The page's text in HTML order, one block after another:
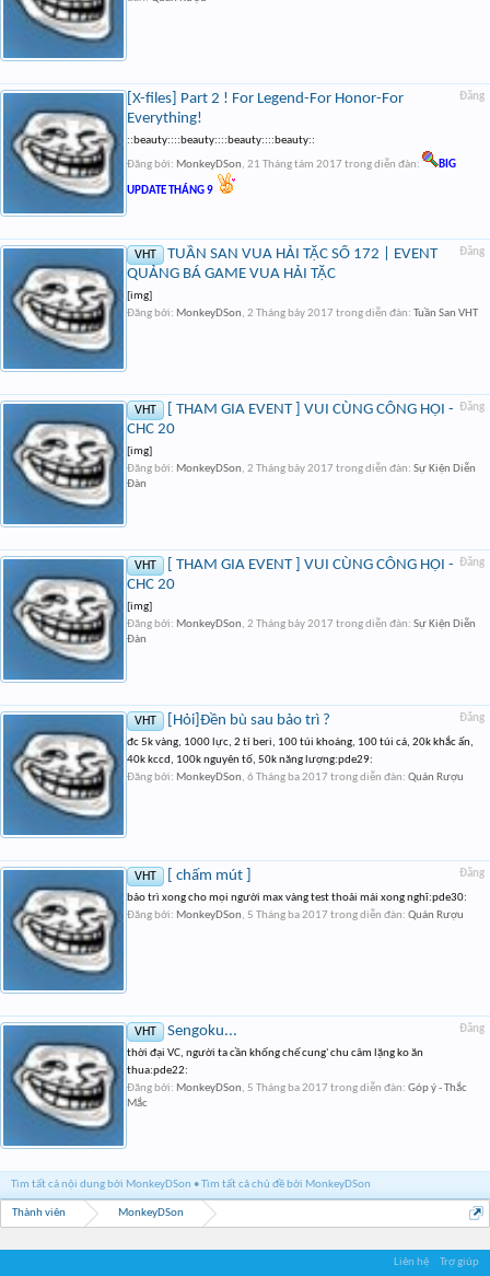
Đăng
[X-files] Part 2 ! For Legend-For Honor-For
Everything!
::beauty::::beauty::::beauty::::beauty::
Đăng bởi: MonkeyDSon, 21 Tháng tám 2017 trong diễn đàn: BIG
UPDATE THÁNG 9
Đăng
VHT
TUẦN SAN VUA HẢI TẶC SỐ 172 | EVENT
QUẢNG BÁ GAME VUA HẢI TẶC
[img]
Đăng bởi: MonkeyDSon, 2 Tháng bảy 2017 trong diễn đàn: Tuần San VHT
Đăng
VHT
[ THAM GIA EVENT ] VUI CÙNG CÔNG HỘI -
CHC 20
[img]
Đăng bởi: MonkeyDSon, 2 Tháng bảy 2017 trong diễn đàn: Sự Kiện Diễn
Đàn
Đăng
VHT
[ THAM GIA EVENT ] VUI CÙNG CÔNG HỘI -
CHC 20
[img]
Đăng bởi: MonkeyDSon, 2 Tháng bảy 2017 trong diễn đàn: Sự Kiện Diễn
Đàn
Đăng
VHT [Hỏi]Đền bù sau bảo trì ?
đc 5k vàng, 1000 lực, 2 tỉ beri, 100 túi khoáng, 100 túi cá, 20k khắc ấn,
40k kccd, 100k nguyên tố, 50k năng lượng:pde29:
Đăng bởi: MonkeyDSon, 6 Tháng ba 2017 trong diễn đàn: Quán Rượu
Đăng
VHT [ chấm mút ]
bảo trì xong cho mọi người max vàng test thoải mái xong nghĩ:pde30:
Đăng bởi: MonkeyDSon, 5 Tháng ba 2017 trong diễn đàn: Quán Rượu
Đăng
VHT Sengoku...
thời đại VC, người ta cần khống chế cung' chu câm lặng ko ăn
thua:pde22:
Đăng bởi: MonkeyDSon, 5 Tháng ba 2017 trong diễn đàn: Góp ý - Thắc
Mắc
Tìm tất cả nội dung bởi MonkeyDSon Tìm tất cả chủ đề bởi MonkeyDSon
Thành viên MonkeyDSon
Liên hệ Trợ giúp